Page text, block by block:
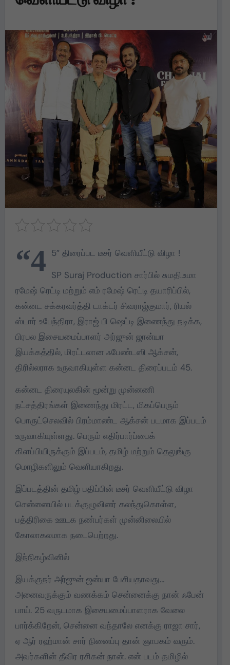
“4 5” திரைப்பட டீசர் வெளியீட்டு விழா !
SP Suraj Production சார்பில் சுமதி.உமா
ரமேஷ் ரெட்டி மற்றும் எம் ரமேஷ் ரெட்டி தயாரிப்பில்,
கன்னட சக்கரவர்த்தி டாக்டர் சிவராஜ்குமார், ரியல்
ஸ்டார் உபேந்திரா, இராஜ் பி ஷெட்டி இணைந்து நடிக்க,
பிரபல இசையமைப்பாளர் அர்ஜுன் ஜான்யா
இயக்கத்தில், மிரட்டலான ஃபேண்டஸி ஆக்சன்,
திரில்லராக உருவாகியுள்ள கன்னட திரைப்படம் 45.
கன்னட திரையுலகின் மூன்று முன்னணி
நட்சத்திரங்கள் இணைந்து மிரட்ட, மிகப்பெரும்
பொருட்செலவில் பிரம்மாண்ட ஆக்சன் படமாக இப்படம்
உருவாகியுள்ளது. பெரும் எதிர்பார்ப்பைக்
கிளப்பியிருக்கும் இப்படம், தமிழ் மற்றும் தெலுங்கு
மொழிகளிலும் வெளியாகிறது.
இப்படத்தின் தமிழ் பதிப்பின் டீசர் வெளியீட்டு விழா
சென்னையில் படக்குழுவினர் கலந்துகொள்ள,
பத்திரிகை ஊடக நண்பர்கள் முன்னிலையில்
கோலாகலமாக நடைபெற்றது.
இந்நிகழ்வினில்
இயக்குநர் அர்ஜுன் ஜன்யா பேசியதாவது…
அனைவருக்கும் வணக்கம் சென்னைக்கு நான் ஃபேன்
பாய். 25 வருடமாக இசையமைப்பாளராக வேலை
பார்க்கிறேன், சென்னை வந்தாலே எனக்கு ராஜா சார்,
ஏ ஆர் ரஹ்மான் சார் நினைப்பு தான் ஞாபகம் வரும்.
அவர்களின் தீவிர ரசிகன் நான். என் படம் தமிழில்